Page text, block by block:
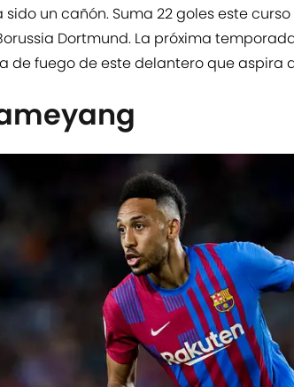
sido un cañón. Suma 22 goles este
Dortmund. La próxima
de fuego de este delantero que aspira